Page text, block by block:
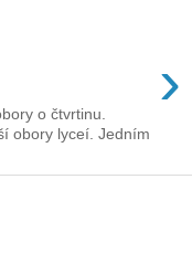
›
o čtvrtinu.
obory lyceí. Jedním